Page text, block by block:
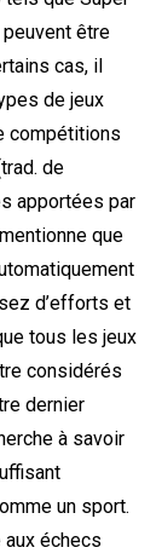
être
cas, il
de jeux
compétitions
de
apportées par
que
d’efforts et
tous les jeux
considérés
dernier
à savoir
un sport.
échecs